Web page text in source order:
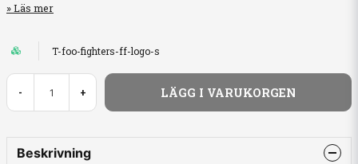
Läs mer
T-foo-fighters-ff-logo-s
- + LÄGG I VARUKORGEN
Beskrivning